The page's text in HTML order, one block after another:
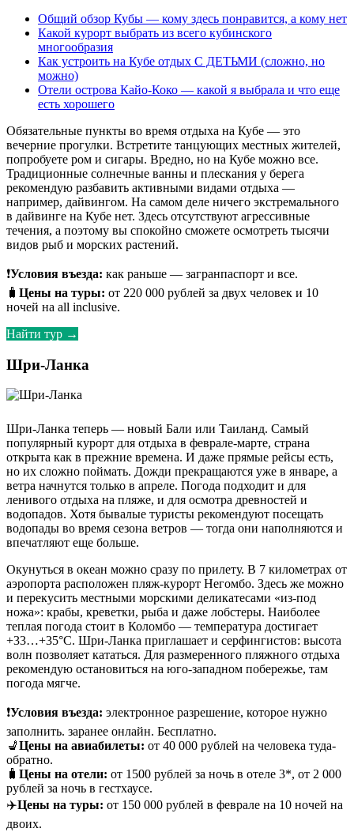
Общий обзор Кубы — кому здесь понравится, а кому нет
Какой курорт выбрать из всего кубинского
многообразия
Как устроить на Кубе отдых С ДЕТЬМИ (сложно, но
можно)
Отели острова Кайо-Коко — какой я выбрала и что еще
есть хорошего
Обязательные пункты во время отдыха на Кубе — это
вечерние прогулки. Встретите танцующих местных жителей,
попробуете ром и сигары. Вредно, но на Кубе можно все.
Традиционные солнечные ванны и плескания у берега
рекомендую разбавить активными видами отдыха —
например, дайвингом. На самом деле ничего экстремального
в дайвинге на Кубе нет. Здесь отсутствуют агрессивные
течения, а поэтому вы спокойно сможете осмотреть тысячи
видов рыб и морских растений.
❗Условия въезда: как раньше — загранпаспорт и все.
🧳 Цены на туры: от 220 000 рублей за двух человек и 10
ночей на all inclusive.
Найти тур →
Шри-Ланка
Шри-Ланка теперь — новый Бали или Таиланд. Самый
популярный курорт для отдыха в феврале-марте, страна
открыта как в прежние времена. И даже прямые рейсы есть,
но их сложно поймать. Дожди прекращаются уже в январе, а
ветра начнутся только в апреле. Погода подходит и для
ленивого отдыха на пляже, и для осмотра древностей и
водопадов. Хотя бывалые туристы рекомендуют посещать
водопады во время сезона ветров — тогда они наполняются и
впечатляют еще больше.
Окунуться в океан можно сразу по прилету. В 7 километрах от
аэропорта расположен пляж-курорт Негомбо. Здесь же можно
и перекусить местными морскими деликатесами «из-под
ножа»: крабы, креветки, рыба и даже лобстеры. Наиболее
теплая погода стоит в Коломбо — температура достигает
+33…+35°C. Шри-Ланка приглашает и серфингистов: высота
волн позволяет кататься. Для размеренного пляжного отдыха
рекомендую остановиться на юго-западном побережье, там
погода мягче.
❗Условия въезда: электронное разрешение, которое нужно
заполнить. заранее онлайн. Бесплатно.
💺Цены на авиабилеты: от 40 000 рублей на человека туда-
обратно.
🧳 Цены на отели: от 1500 рублей за ночь в отеле 3*, от 2 000
рублей за ночь в гестхаусе.
✈️Цены на туры: от 150 000 рублей в феврале на 10 ночей на
двоих.